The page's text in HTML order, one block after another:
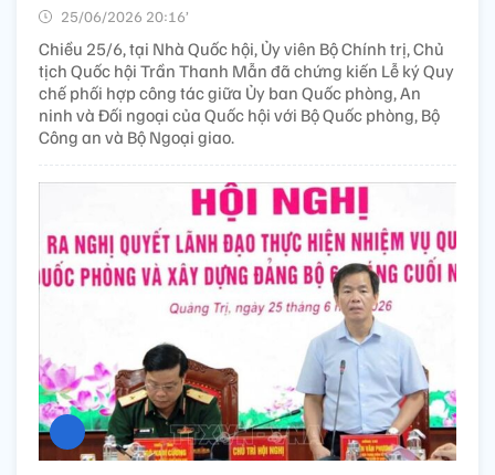
25/06/2026 20:16’
Chiều 25/6, tại Nhà Quốc hội, Ủy viên Bộ Chính trị, Chủ
tịch Quốc hội Trần Thanh Mẫn đã chứng kiến Lễ ký Quy
chế phối hợp công tác giữa Ủy ban Quốc phòng, An
ninh và Đối ngoại của Quốc hội với Bộ Quốc phòng, Bộ
Công an và Bộ Ngoại giao.